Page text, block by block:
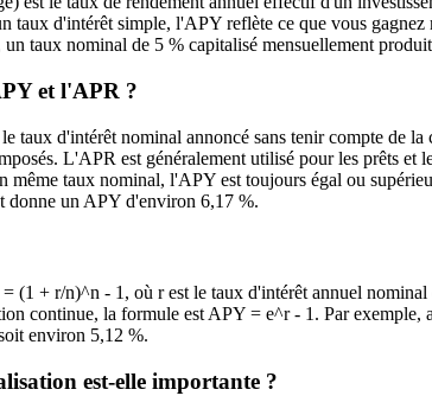
taux d'intérêt simple, l'APY reflète ce que vous
un taux nominal de 5 % capitalisé mensuellement
et l'APR ?
taux d'intérêt nominal annoncé sans tenir compte de
L'APR est généralement utilisé pour les prêts et
même taux nominal, l'APY est toujours égal ou
donne un APY d'environ 6,17 %.
(1 + r/n)^n - 1, où r est le taux d'intérêt annuel nominal
continue, la formule est APY = e^r - 1. Par exemple,
environ 5,12 %.
est-elle importante ?